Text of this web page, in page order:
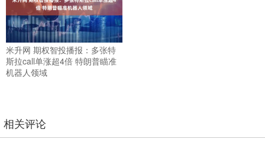
米升网 期权智投播报：多张特
斯拉call单涨超4倍 特朗普瞄准
机器人领域
相关评论